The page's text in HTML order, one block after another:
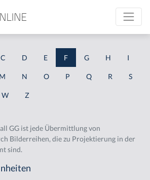
C D E F G H I
M N O P Q R S
W Z
GG ist jede Übermittlung von
Bilderreihen, die zu Projektierung in der
sind.